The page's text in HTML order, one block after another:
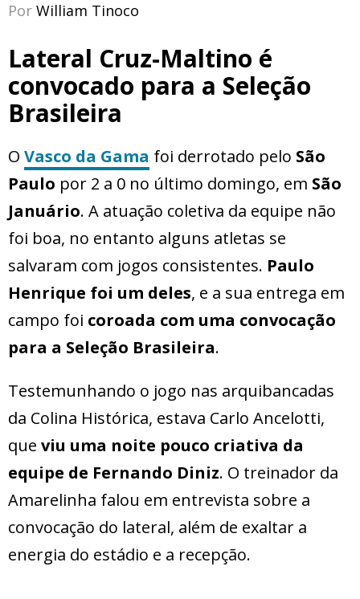
Por William Tinoco
Lateral Cruz-Maltino é
convocado para a Seleção
Brasileira
O Vasco da Gama foi derrotado pelo São
Paulo por 2 a 0 no último domingo, em São
Januário. A atuação coletiva da equipe não
foi boa, no entanto alguns atletas se
salvaram com jogos consistentes. Paulo
Henrique foi um deles, e a sua entrega em
campo foi coroada com uma convocação
para a Seleção Brasileira.
Testemunhando o jogo nas arquibancadas
da Colina Histórica, estava Carlo Ancelotti,
que viu uma noite pouco criativa da
equipe de Fernando Diniz. O treinador da
Amarelinha falou em entrevista sobre a
convocação do lateral, além de exaltar a
energia do estádio e a recepção.